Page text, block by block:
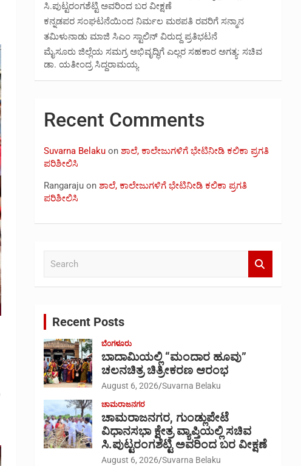
ಸಿ.ಪುಟ್ಟರಂಗಶೆಟ್ಟಿ ಅವರಿಂದ ಬರ ವೀಕ್ಷಣೆ
ಕನ್ನಡಪರ ಸಂಘಟನೆಯಿಂದ ನಿರ್ಮಲ ಮಠಪತಿ ರವರಿಗೆ ಸನ್ಮಾನ
ತಮಿಳುನಾಡು ಮಾಜಿ ಸಿಎಂ ಸ್ಟಾಲಿನ್ ವಿರುದ್ದ ಪ್ರತಿಭಟನೆ
ಮೈಸೂರು ಜಿಲ್ಲೆಯ ಸಮಗ್ರ ಅಭಿವೃದ್ಧಿಗೆ ಎಲ್ಲರ ಸಹಕಾರ ಅಗತ್ಯ: ಸಚಿವ
ಡಾ. ಯತೀಂದ್ರ ಸಿದ್ದರಾಮಯ್ಯ
Recent Comments
Suvarna Belaku on ಶಾಲೆ, ಕಾಲೇಜುಗಳಿಗೆ ಭೇಟಿನೀಡಿ ಕಲಿಕಾ ಪ್ರಗತಿ
ಪರಿಶೀಲಿಸಿ
Rangaraju on ಶಾಲೆ, ಕಾಲೇಜುಗಳಿಗೆ ಭೇಟಿನೀಡಿ ಕಲಿಕಾ ಪ್ರಗತಿ
ಪರಿಶೀಲಿಸಿ
Recent Posts
ಬೆಂಗಳೂರು
ಬಾದಾಮಿಯಲ್ಲಿ “ಮಂದಾರ ಹೂವು”
ಚಲನಚಿತ್ರ ಚಿತ್ರೀಕರಣ ಆರಂಭ
August 6, 2026 Suvarna Belaku
ಚಾಮರಾಜನಗರ
ಚಾಮರಾಜನಗರ, ಗುಂಡ್ಲುಪೇಟೆ
ವಿಧಾನಸಭಾ ಕ್ಷೇತ್ರ ವ್ಯಾಪ್ತಿಯಲ್ಲಿ ಸಚಿವ
ಸಿ.ಪುಟ್ಟರಂಗಶೆಟ್ಟಿ ಅವರಿಂದ ಬರ ವೀಕ್ಷಣೆ
August 6, 2026 Suvarna Belaku